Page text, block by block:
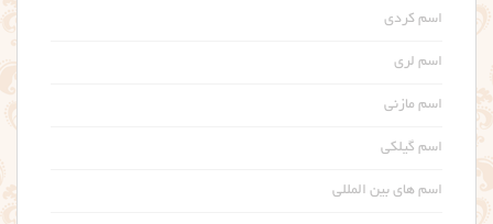
اسم کردی
اسم لری
اسم مازنی
اسم گیلکی
اسم های بین المللی